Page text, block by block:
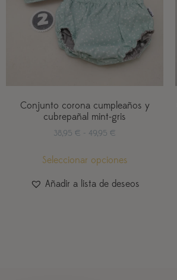
Conjunto corona cumpleaños y
cubrepañal mint-gris
38,95 € - 49,95 €
Seleccionar opciones
Añadir a lista de deseos